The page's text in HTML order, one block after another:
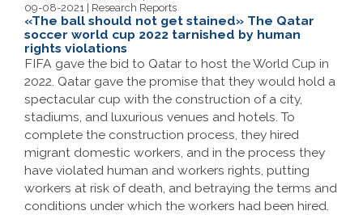
09-08-2021 | Research Reports
«The ball should not get stained» The Qatar
soccer world cup 2022 tarnished by human
rights violations
FIFA gave the bid to Qatar to host the World Cup in
2022. Qatar gave the promise that they would hold a
spectacular cup with the construction of a city,
stadiums, and luxurious venues and hotels. To
complete the construction process, they hired
migrant domestic workers, and in the process they
have violated human and workers rights, putting
workers at risk of death, and betraying the terms and
conditions under which the workers had been hired.